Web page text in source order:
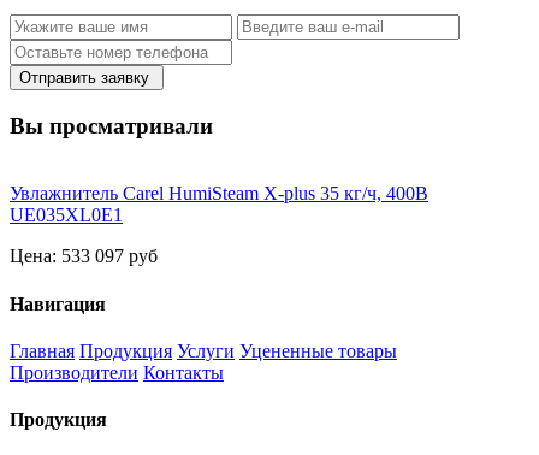
Отправить заявку
Вы просматривали
Увлажнитель Carel HumiSteam X-plus 35 кг/ч, 400В
UE035XL0E1
Цена: 533 097 руб
Навигация
Главная Продукция Услуги Уцененные товары
Производители Контакты
Продукция